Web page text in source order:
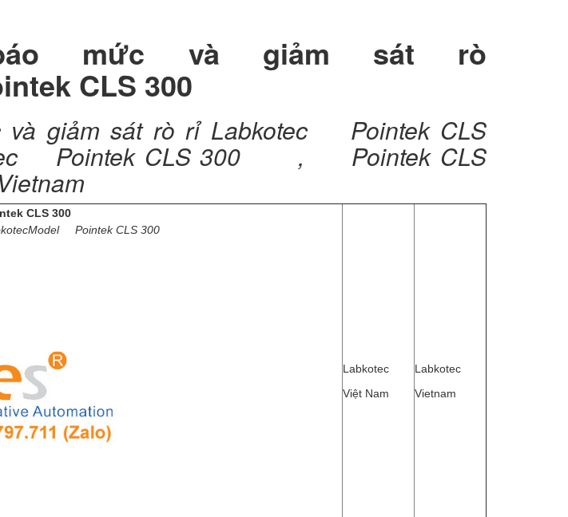
mức và giảm sát rò
CLS 300
và giảm sát rò rỉ Labkotec Pointek CLS
Pointek CLS 300 , Pointek CLS
CLS 300
Pointek CLS 300
Labkotec
Việt Nam
Labkotec
Vietnam